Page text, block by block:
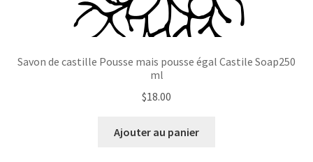
Savon de castille Pousse mais pousse égal Castile Soap250
ml
$18.00
Ajouter au panier